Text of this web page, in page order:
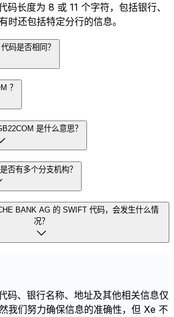
码长度为 8 或 11 个字符，包括银行、
时还包括特定分行的信息。
码是否相同？
？
是什么意思？
否有多个分支机构？
BANK AG 的 SWIFT 代码，会发生什么情
况？
码、银行名称、地址及其他相关信息仅
我们努力确保信息的准确性，但 Xe 不